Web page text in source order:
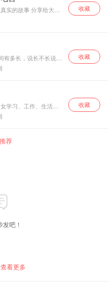
实的故事 分享给大家
如果你也是有故事的
我 让我们一起聆听Ta的故事吧......
收藏
多长，说长不长说短
，看看如果给我一分
，文字的形式可以写
大道理与我们没关
只是和大
，每期60秒。
收藏
学习、工作、生活中
新闻性、思辨性、参
为主要内容，抽出其
收藏
荐
吧！
看更多